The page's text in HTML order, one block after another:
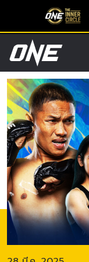
อีเวนต์
ถัด
ไป